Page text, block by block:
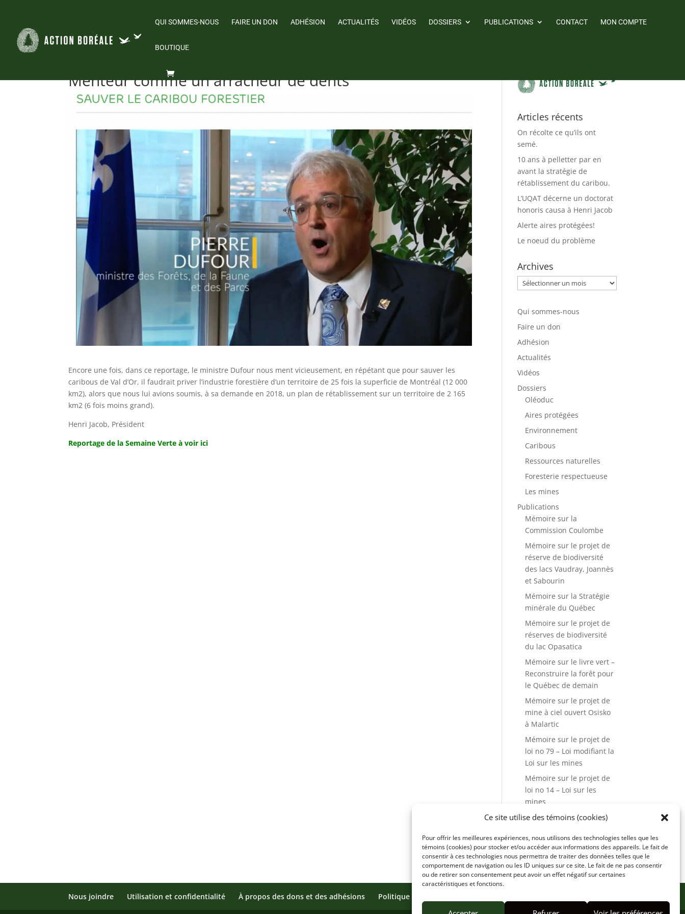
Ce site utilise des témoins (cookies)
Pour offrir les meilleures expériences, nous utilisons des technologies telles que les
témoins (cookies) pour stocker et/ou accéder aux informations des appareils. Le fait de
consentir à ces technologies nous permettra de traiter des données telles que le
comportement de navigation ou les ID uniques sur ce site. Le fait de ne pas consentir
ou de retirer son consentement peut avoir un effet négatif sur certaines
caractéristiques et fonctions.
QUI SOMMES-NOUS FAIRE UN DON ADHÉSION ACTUALITÉS VIDÉOS DOSSIERS PUBLICATIONS CONTACT MON COMPTE
BOUTIQUE
Menteur comme un arracheur de dents
Encore une fois, dans ce reportage, le ministre Dufour nous ment vicieusement, en répétant que pour sauver les
caribous de Val d’Or, il faudrait priver l’industrie forestière d’un territoire de 25 fois la superficie de Montréal (12 000
km2), alors que nous lui avions soumis, à sa demande en 2018, un plan de rétablissement sur un territoire de 2 165
km2 (6 fois moins grand).
Henri Jacob, Président
Reportage de la Semaine Verte à voir ici
Articles récents
On récolte ce qu’ils ont
semé.
10 ans à pelletter par en
avant la stratégie de
rétablissement du caribou.
L’UQAT décerne un doctorat
honoris causa à Henri Jacob
Alerte aires protégées!
Le noeud du problème
Archives
Archives
Qui sommes-nous
Faire un don
Adhésion
Actualités
Vidéos
Dossiers
Oléoduc
Aires protégées
Environnement
Caribous
Ressources naturelles
Foresterie respectueuse
Les mines
Publications
Mémoire sur la
Commission Coulombe
Mémoire sur le projet de
réserve de biodiversité
des lacs Vaudray, Joannès
et Sabourin
Mémoire sur la Stratégie
minérale du Québec
Mémoire sur le projet de
réserves de biodiversité
du lac Opasatica
Mémoire sur le livre vert –
Reconstruire la forêt pour
le Québec de demain
Mémoire sur le projet de
mine à ciel ouvert Osisko
à Malartic
Mémoire sur le projet de
loi no 79 – Loi modifiant la
Loi sur les mines
Mémoire sur le projet de
loi no 14 – Loi sur les
mines
CONTACT
Boutique
Nous joindre Utilisation et confidentialité À propos des dons et des adhésions Politique de témoins